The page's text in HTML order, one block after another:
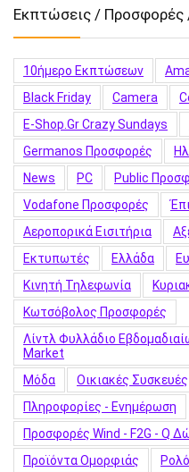
Εκπτώσεις / Προσφορές
10ήμερο Εκπτώσεων
Black Friday
Camera
E-Shop.gr Crazy Sundays
Germanos Προσφορές
News
PC Public
Vodafone Προσφορές
Αεροπορικά Εισιτήρια
Εκτυπωτές
Ελλάδα
Κινητή Τηλεφωνία
Κωτσόβολος Προσφορές
Λίντλ Φυλλάδιο
Market
Μόδα
Οικιακές Συσκευές
Πληροφορίες - Ενημέρωση
Προσφορές Wind - F2G - Q
Προϊόντα Ομορφιάς